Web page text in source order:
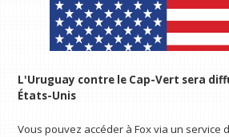
L'Uruguay contre le Cap-Vert sera
États-Unis
Vous pouvez accéder à Fox via un service